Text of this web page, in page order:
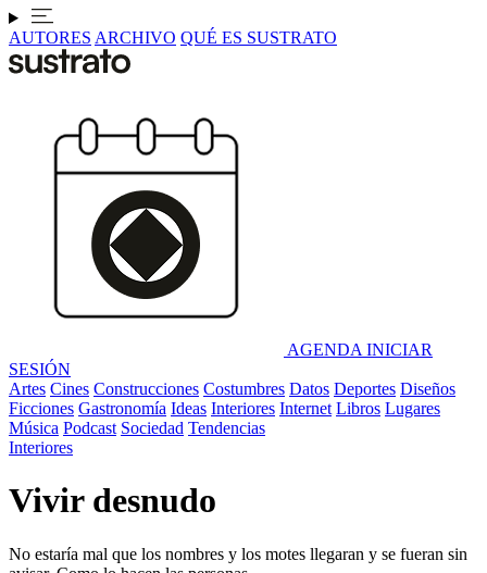
AUTORES ARCHIVO QUÉ ES SUSTRATO
AGENDA INICIAR
SESIÓN
Artes Cines Construcciones Costumbres Datos Deportes Diseños
Ficciones Gastronomía Ideas Interiores Internet Libros Lugares
Música Podcast Sociedad Tendencias
Interiores
Vivir desnudo
No estaría mal que los nombres y los motes llegaran y se fueran sin